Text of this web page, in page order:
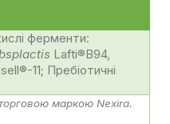
ферменти:
Lafti®B94,
11; Пребіотичні
маркою Nexira.